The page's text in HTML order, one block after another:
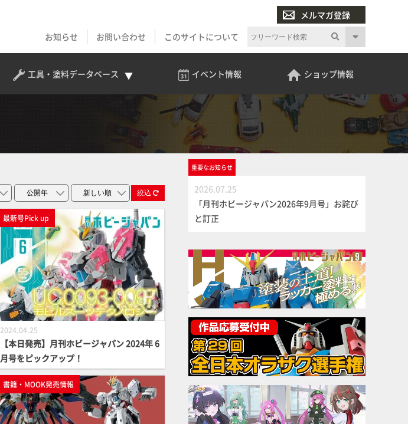
メルマガ登録
お知らせ
お問い合わせ このサイトについて
工具・塗料データベース イベント情報 ショップ情報
絞込
最新号Pick up
2024.04.25
【本日発売】月刊ホビージャパン 2024年 6
月号をピックアップ！
書籍・MOOK発売情報
重要なお知らせ
2026.07.25
「月刊ホビージャパン2026年9月号」お詫び
と訂正